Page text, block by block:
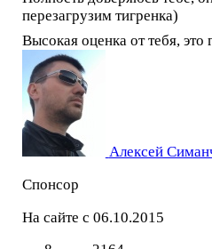
перезагрузим тигренка)
Высокая оценка от тебя, это
Алексей
Спонсор
На сайте с 06.10.2015